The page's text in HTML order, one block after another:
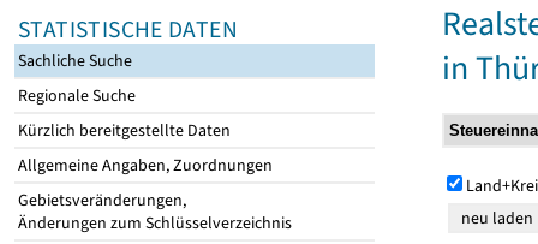
STATISTISCHE DATEN
Sachliche Suche
Regionale Suche
Kürzlich bereitgestellte Daten
Allgemeine Angaben, Zuordnungen
Gebietsveränderungen,
Änderungen zum Schlüsselverzeichnis
in